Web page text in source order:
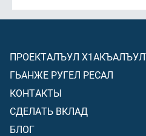
ПРОЕКТАЛЪУЛ
ГЬАНЖЕ РУГЕЛ РЕСАЛ
КОНТАКТЫ
СДЕЛАТЬ ВКЛАД
БЛОГ